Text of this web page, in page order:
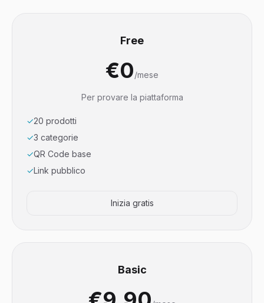
Free
€0/mese
Per provare la piattaforma
✓20 prodotti
✓3 categorie
✓QR Code base
✓Link pubblico
Inizia gratis
Basic